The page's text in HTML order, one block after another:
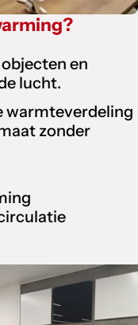
en
lucht.
warmteverdeling
zonder